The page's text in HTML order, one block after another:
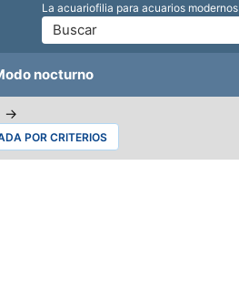
La acuariofilia para acuarios modernos
nocturno
→
POR CRITERIOS